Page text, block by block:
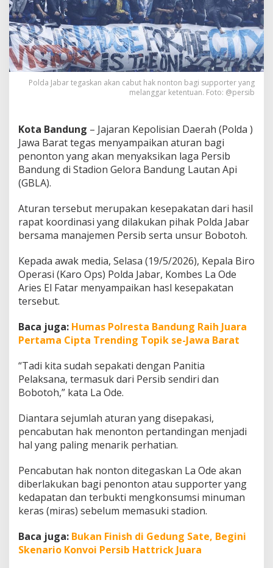
n
P
e
r
t
a
n
d
a
n
J
a
d
c
a
m
n
T
e
g
P
o
l
a
a
b
r
T
e
a
d
a
p
u
p
p
Polda Jabar tegaskan akan cabut hak nonton bagi supporter yang
melanggar ketentuan. Foto: @persib
Kota Bandung – Jajaran Kepolisian Daerah (Polda )
Jawa Barat tegas menyampaikan aturan bagi
penonton yang akan menyaksikan laga Persib
Bandung di Stadion Gelora Bandung Lautan Api
(GBLA).
Aturan tersebut merupakan kesepakatan dari hasil
rapat koordinasi yang dilakukan pihak Polda Jabar
bersama manajemen Persib serta unsur Bobotoh.
Kepada awak media, Selasa (19/5/2026), Kepala Biro
Operasi (Karo Ops) Polda Jabar, Kombes La Ode
Aries El Fatar menyampaikan hasl kesepakatan
tersebut.
Baca juga: Humas Polresta Bandung Raih Juara
Pertama Cipta Trending Topik se-Jawa Barat
“Tadi kita sudah sepakati dengan Panitia
Pelaksana, termasuk dari Persib sendiri dan
Bobotoh,” kata La Ode.
Diantara sejumlah aturan yang disepakasi,
pencabutan hak menonton pertandingan menjadi
hal yang paling menarik perhatian.
Pencabutan hak nonton ditegaskan La Ode akan
diberlakukan bagi penonton atau supporter yang
kedapatan dan terbukti mengkonsumsi minuman
keras (miras) sebelum memasuki stadion.
Baca juga: Bukan Finish di Gedung Sate, Begini
Skenario Konvoi Persib Hattrick Juara